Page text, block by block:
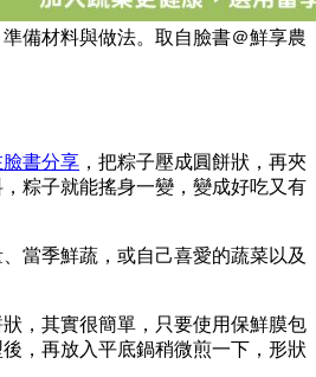
備材料與做法。取自臉書＠鮮享農
書分享 ，把粽子壓成圓餅狀，再夾
粽子就能搖身一變，變成好吃又有
當季鮮蔬，或自己喜愛的蔬菜以及
，其實很簡單，只要使用保鮮膜包
，再放入平底鍋稍微煎一下，形狀